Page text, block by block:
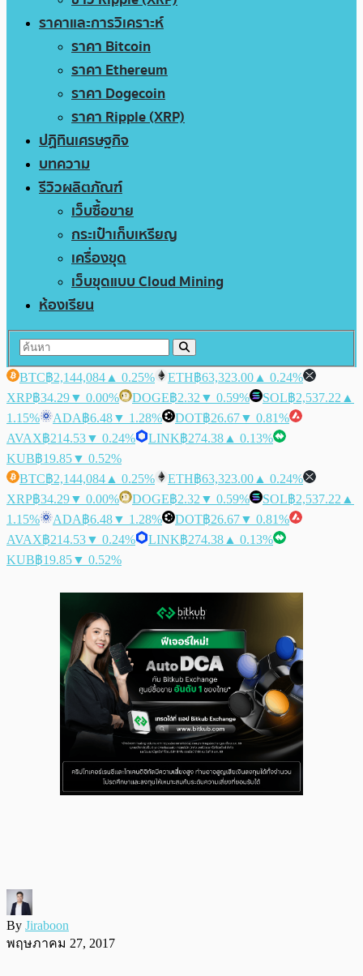
ราคาและการวิเคราะห์
ราคา Bitcoin
ราคา Ethereum
ราคา Dogecoin
ราคา Ripple (XRP)
ปฏิทินเศรษฐกิจ
บทความ
รีวิวผลิตภัณฑ์
เว็บซื้อขาย
กระเป๋าเก็บเหรียญ
เครื่องขุด
เว็บขุดแบบ Cloud Mining
ห้องเรียน
BTC฿2,144,084 ▲ 0.25% ETH฿63,323.00 ▲ 0.24%
XRP฿34.29▼ 0.00% DOGE฿2.32 ▼ 0.59% SOL฿2,537.22 ▲
1.15%
ADA฿6.48▼ 1.28% DOT฿26.67▼ 0.81%
AVAX฿214.53▼ 0.24% LINK฿274.38 ▲ 0.13%
KUB฿19.85▼ 0.52%
BTC฿2,144,084 ▲ 0.25% ETH฿63,323.00 ▲ 0.24%
XRP฿34.29▼ 0.00% DOGE฿2.32 ▼ 0.59% SOL฿2,537.22 ▲
1.15%
ADA฿6.48▼ 1.28% DOT฿26.67▼ 0.81%
AVAX฿214.53▼ 0.24% LINK฿274.38 ▲ 0.13%
KUB฿19.85▼ 0.52%
By Jiraboon
พฤษภาคม 27, 2017